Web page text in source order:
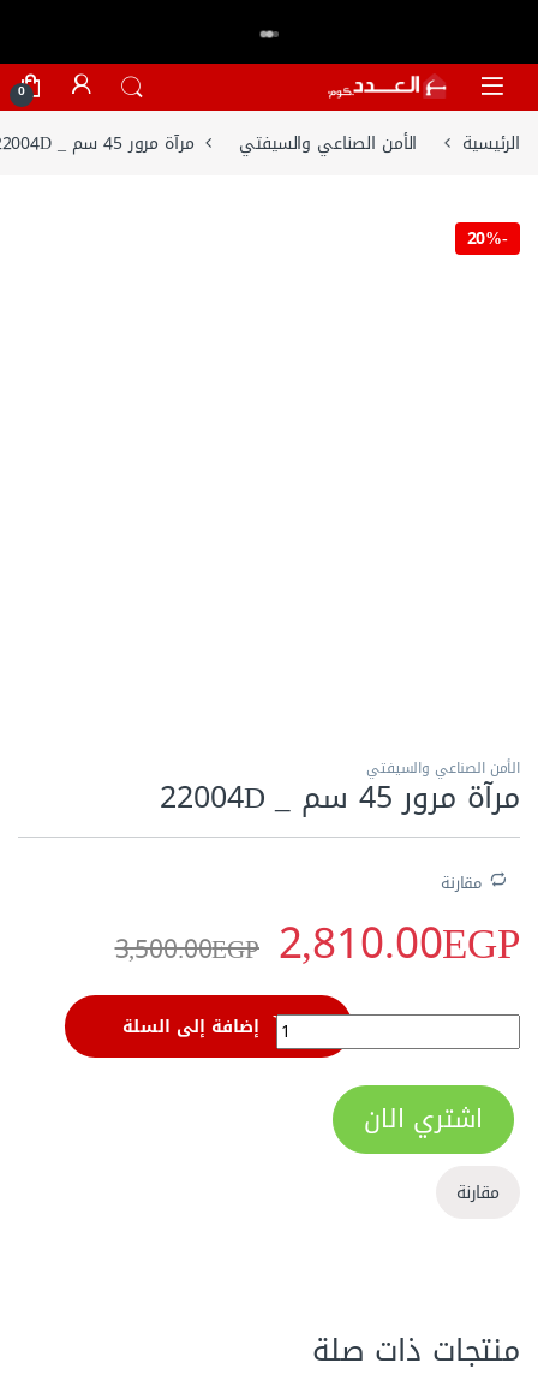
Skip to navigation
Skip to content
0
الرئيسية الأمن الصناعي والسيفتي مرآة مرور 45 سم _ 22004D
-
20%
الأمن الصناعي والسيفتي
مرآة مرور 45 سم _ 22004D
مقارنة
2,810.00EGP
3,500.00EGP
مرآة مرور 45 سم _ 22004D quantity إضافة إلى السلة
اشتري الان
مقارنة
منتجات ذات صلة